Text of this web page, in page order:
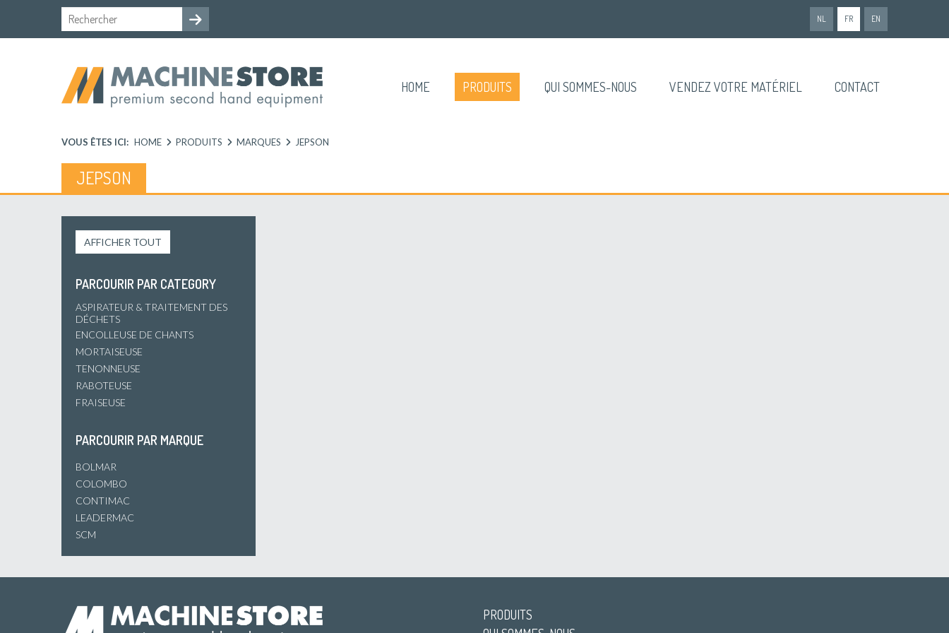
NL FR EN
HOME PRODUITS QUI SOMMES-NOUS VENDEZ VOTRE MATÉRIEL CONTACT
VOUS ÊTES ICI: HOME PRODUITS MARQUES JEPSON
JEPSON
AFFICHER TOUT
PARCOURIR PAR CATEGORY
ASPIRATEUR & TRAITEMENT DES
DÉCHETS
ENCOLLEUSE DE CHANTS
MORTAISEUSE
TENONNEUSE
RABOTEUSE
FRAISEUSE
PARCOURIR PAR MARQUE
BOLMAR
COLOMBO
CONTIMAC
LEADERMAC
SCM
PRODUITS